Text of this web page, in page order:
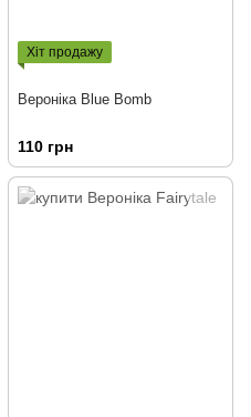
Хіт продажу
Вероніка Blue Bomb
110 грн